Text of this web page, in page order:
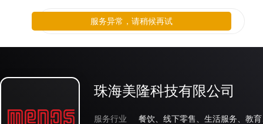
珠海美隆科技有限公司
服务行业
服务异常，请稍候再试